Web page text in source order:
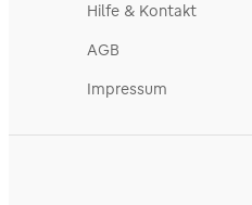
Hilfe & Kontakt
AGB
Impressum